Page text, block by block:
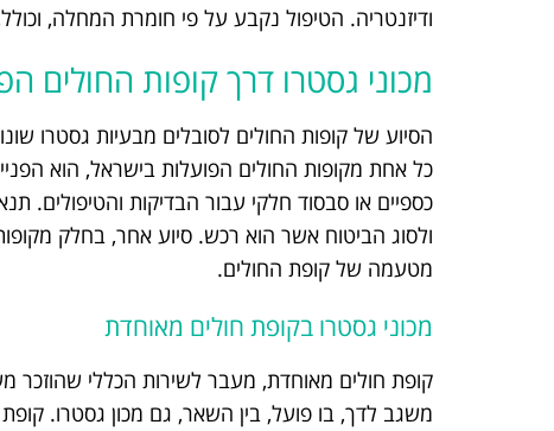
ודיזנטריה. הטיפול נקבע על פי חומרת המחלה,
מכוני גסטרו דרך קופות החולים
הסיוע של קופות החולים לסובלים מבעיות גסטרו
כל אחת מקופות החולים הפועלות בישראל, הוא
כספיים או סבסוד חלקי עבור הבדיקות והטיפולים.
ולסוג הביטוח אשר הוא רכש. סיוע אחר, בחלק
מטעמה של קופת החולים.
מכוני גסטרו בקופת חולים מאוחדת
קופת חולים מאוחדת, מעבר לשירות הכללי